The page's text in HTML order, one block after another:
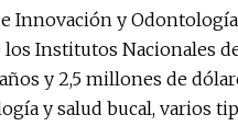
Innovación y
Institutos Nacionales
y 2,5 millones de
y salud bucal, varios